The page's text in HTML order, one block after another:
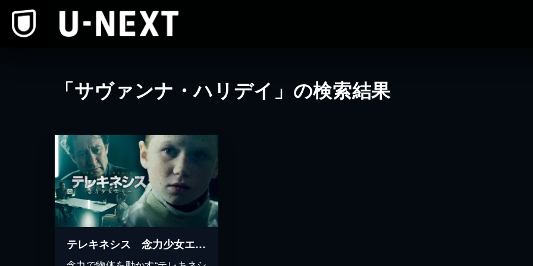
「サヴァンナ・ハリデイ」の検索結果
テレキネシス 念力少女エリー